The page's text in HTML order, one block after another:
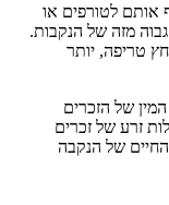
אותם לטורפים או
מזה של הנקבות.
טריפה, יותר
של הזכרים
זרע של זכרים
של הנקבה